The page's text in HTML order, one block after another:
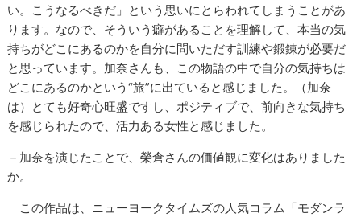
い。こうなるべきだ」という思いにとらわれてしまうことがあ
ります。なので、そういう癖があることを理解して、本当の気
持ちがどこにあるのかを自分に問いただす訓練や鍛錬が必要だ
と思っています。加奈さんも、この物語の中で自分の気持ちは
どこにあるのかという“旅”に出ていると感じました。（加奈
は）とても好奇心旺盛ですし、ポジティブで、前向きな気持ち
を感じられたので、活力ある女性と感じました。
－加奈を演じたことで、榮倉さんの価値観に変化はありました
か。
この作品は、ニューヨークタイムズの人気コラム「モダンラ